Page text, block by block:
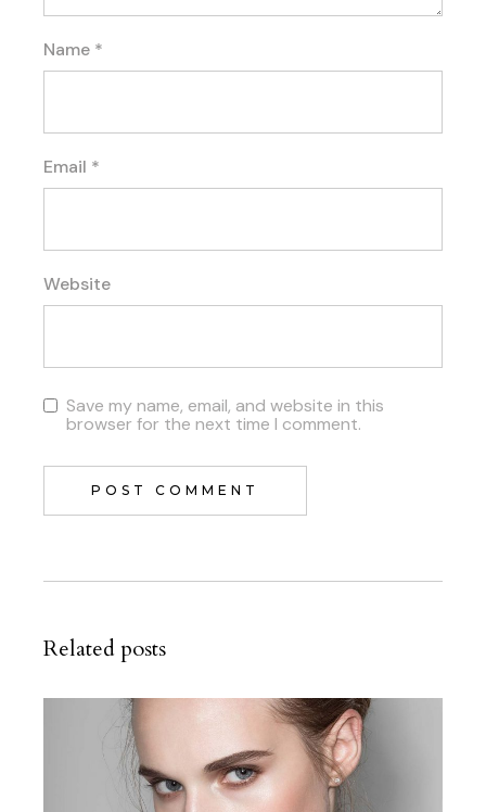
Name *
Email *
Website
Save my name, email, and website in this
browser for the next time I comment.
POST COMMENT
Related posts